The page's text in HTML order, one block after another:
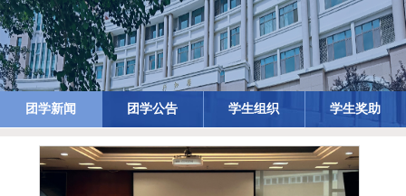
团学新闻 团学公告 学生组织 学生奖助